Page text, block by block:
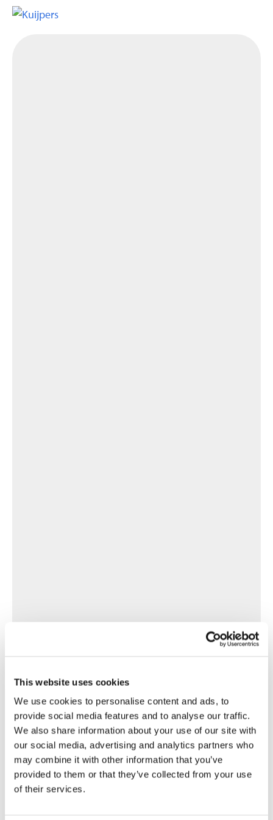
This website uses cookies
We use cookies to personalise content and ads, to
provide social media features and to analyse our traffic.
We also share information about your use of our site with
our social media, advertising and analytics partners who
may combine it with other information that you’ve
provided to them or that they’ve collected from your use
of their services.